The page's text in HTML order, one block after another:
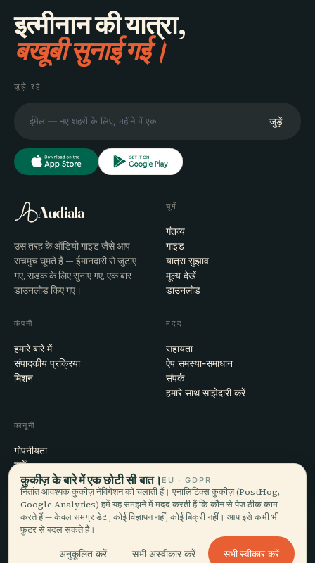
इत्मीनान की यात्रा,
बखूबी सुनाई गई।
जुड़े रहें
जुड़ें
Audiala
उस तरह के ऑडियो गाइड जैसे आप
सचमुच घूमते हैं — ईमानदारी से जुटाए
गए, सड़क के लिए सुनाए गए, एक बार
डाउनलोड किए गए।
घूमें
गंतव्य
गाइड
यात्रा सुझाव
मूल्य देखें
डाउनलोड
कंपनी
हमारे बारे में
संपादकीय प्रक्रिया
मिशन
मदद
सहायता
ऐप समस्या-समाधान
संपर्क
हमारे साथ साझेदारी करें
कानूनी
गोपनीयता
शर्तें
कुकी सेटिंग्स
खाता हटाएँ
© 2026 Audiala · मोर्ज, स्विट्ज़रलैंड में बना, सफ़र पर और बादलों में
कुकीज़ के बारे में एक छोटी सी बात। EU · GDPR
नितांत आवश्यक कुकीज़ नेविगेशन को चलाती हैं। एनालिटिक्स कुकीज़ (PostHog,
Google Analytics) हमें यह समझने में मदद करती हैं कि कौन से पेज ठीक काम
करते हैं — केवल समग्र डेटा, कोई विज्ञापन नहीं, कोई बिक्री नहीं। आप इसे कभी भी
फ़ुटर से बदल सकते हैं।
अनुकूलित करें सभी अस्वीकार करें सभी स्वीकार करें